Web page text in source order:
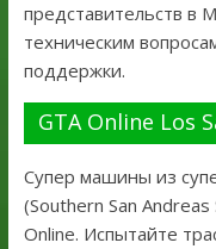
представительств в
техническим
поддержки.
GTA Online Los
Супер машины из
(Southern San
Online. Испытайте